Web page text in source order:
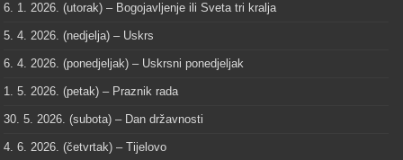
6. 1. 2026. (utorak) – Bogojavljenje ili Sveta tri kralja
5. 4. 2026. (nedjelja) – Uskrs
6. 4. 2026. (ponedjeljak) – Uskrsni ponedjeljak
1. 5. 2026. (petak) – Praznik rada
30. 5. 2026. (subota) – Dan državnosti
4. 6. 2026. (četvrtak) – Tijelovo